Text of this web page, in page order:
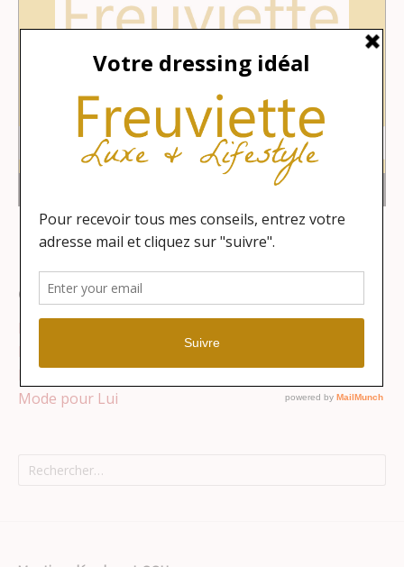
Catégories
Mode pour Elle
Mode pour Lui
Rechercher :